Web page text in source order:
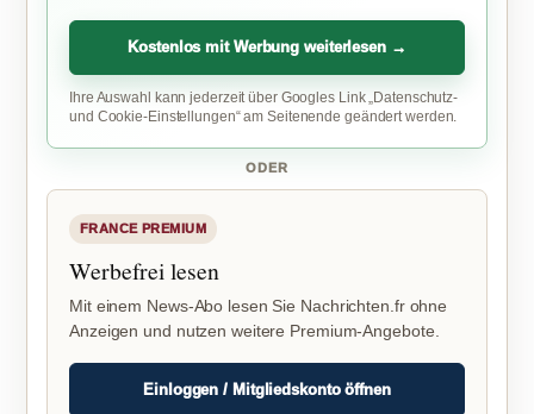
Kostenlos mit Werbung weiterlesen →
Ihre Auswahl kann jederzeit über Googles Link „Datenschutz-
und Cookie-Einstellungen“ am Seitenende geändert werden.
ODER
FRANCE PREMIUM
Werbefrei lesen
Mit einem News-Abo lesen Sie Nachrichten.fr ohne
Anzeigen und nutzen weitere Premium-Angebote.
Einloggen / Mitgliedskonto öffnen